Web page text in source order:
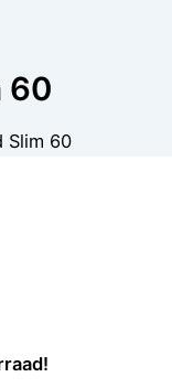
60
Slim 60